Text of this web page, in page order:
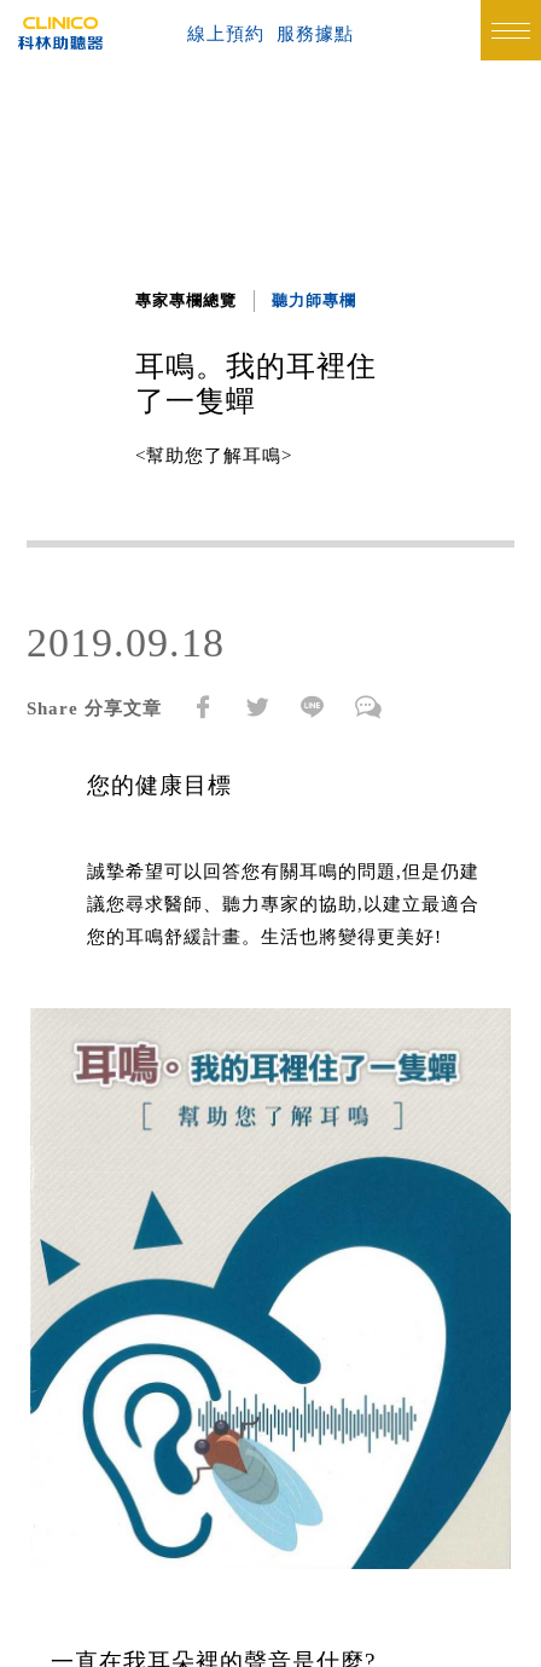
線上預約 服務據點
專家專欄總覽 聽力師專欄
耳鳴。我的耳裡住
了一隻蟬
<幫助您了解耳鳴>
2019.09.18
Share 分享文章
您的健康目標
誠摯希望可以回答您有關耳鳴的問題,但是仍建
議您尋求醫師、聽力專家的協助,以建立最適合
您的耳鳴舒緩計畫。生活也將變得更美好!
一直在我耳朵裡的聲音是什麼?